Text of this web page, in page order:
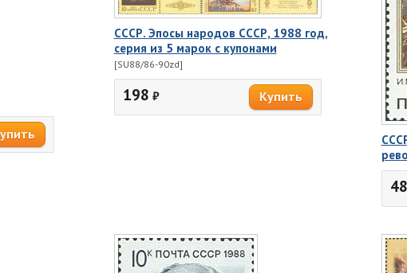
СССР. Эпосы народов СССР, 1988 год,
серия из 5 марок с купонами
[SU88/86-90zd]
198 ₽
48